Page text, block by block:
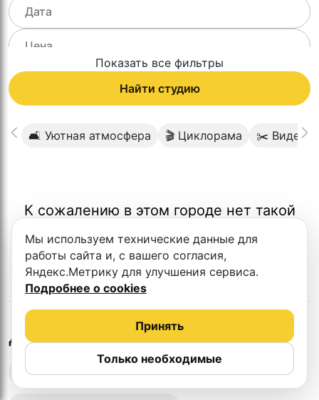
Показать все фильтры
Найти студию
🛋 Уютная атмосфера 🎬 Циклорама ✂️
К сожалению в этом городе нет такой
Другие студии в Симферополе
Выездная запись подкастов
Мы используем технические данные для
работы сайта и, с вашего согласия,
Яндекс.Метрику для улучшения сервиса.
Подробнее о cookies
Только необходимые
Принять